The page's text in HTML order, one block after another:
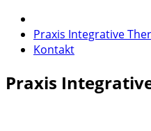
Praxis Integrative
Kontakt
Praxis